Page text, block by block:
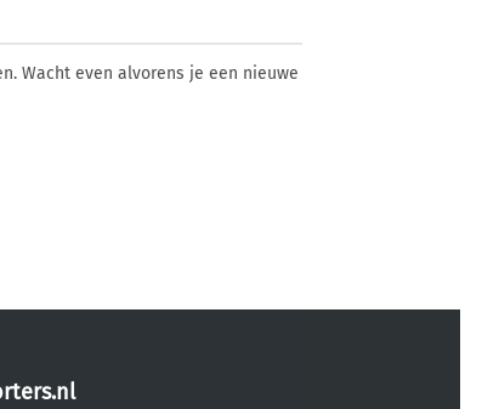
Wacht even alvorens je een nieuwe